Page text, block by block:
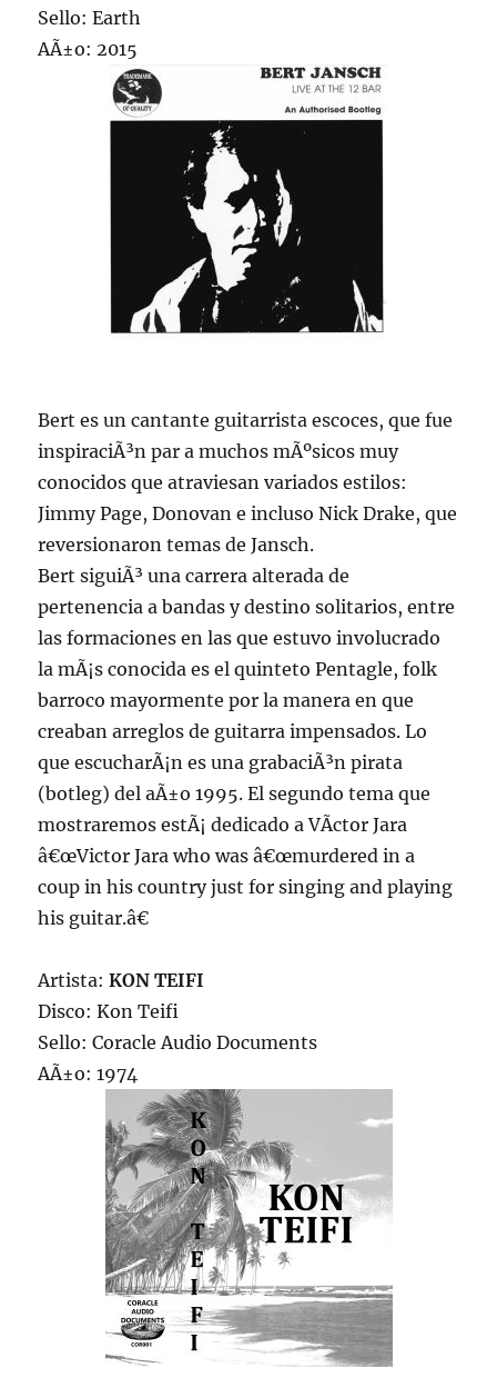
Sello: Earth
AÃ±o: 2015
Bert es un cantante guitarrista escoces, que fue
inspiraciÃ³n par a muchos mÃºsicos muy
conocidos que atraviesan variados estilos:
Jimmy Page, Donovan e incluso Nick Drake, que
reversionaron temas de Jansch.
Bert siguiÃ³ una carrera alterada de
pertenencia a bandas y destino solitarios, entre
las formaciones en las que estuvo involucrado
la mÃ¡s conocida es el quinteto Pentagle, folk
barroco mayormente por la manera en que
creaban arreglos de guitarra impensados. Lo
que escucharÃ¡n es una grabaciÃ³n pirata
(botleg) del aÃ±o 1995. El segundo tema que
mostraremos estÃ¡ dedicado a VÃ­ctor Jara
â€œVictor Jara who was â€œmurdered in a
coup in his country just for singing and playing
his guitar.â€
Artista:KON TEIFI
Disco: Kon Teifi
Sello: Coracle Audio Documents
AÃ±o: 1974